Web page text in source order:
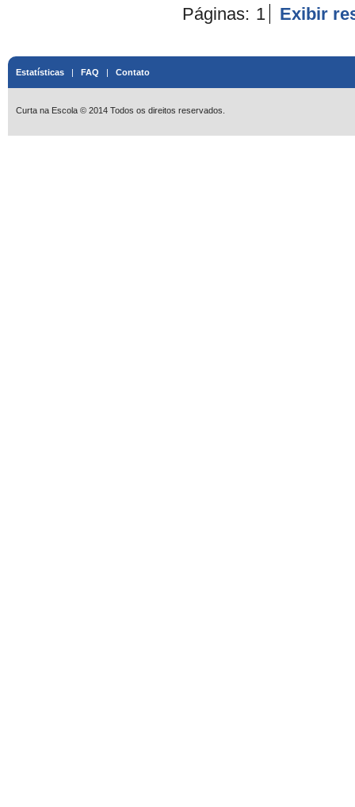
Páginas: 1 Exibir
Estatísticas | FAQ | Contato
Curta na Escola © 2014 Todos os direitos reservados.